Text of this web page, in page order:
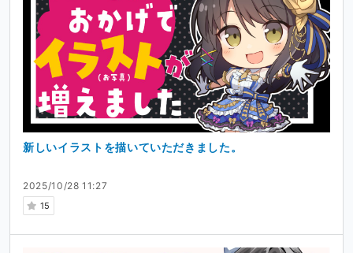
2025/10/28 11:27
15
新しいイラストを描いていただきました。